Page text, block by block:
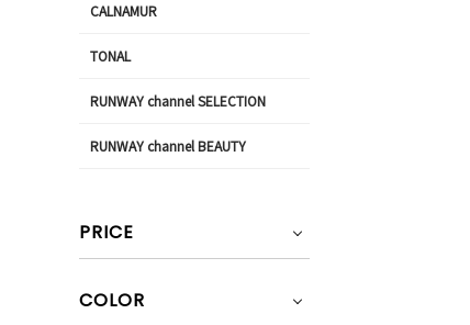
CALNAMUR
TONAL
RUNWAY channel SELECTION
RUNWAY channel BEAUTY
PRICE
COLOR